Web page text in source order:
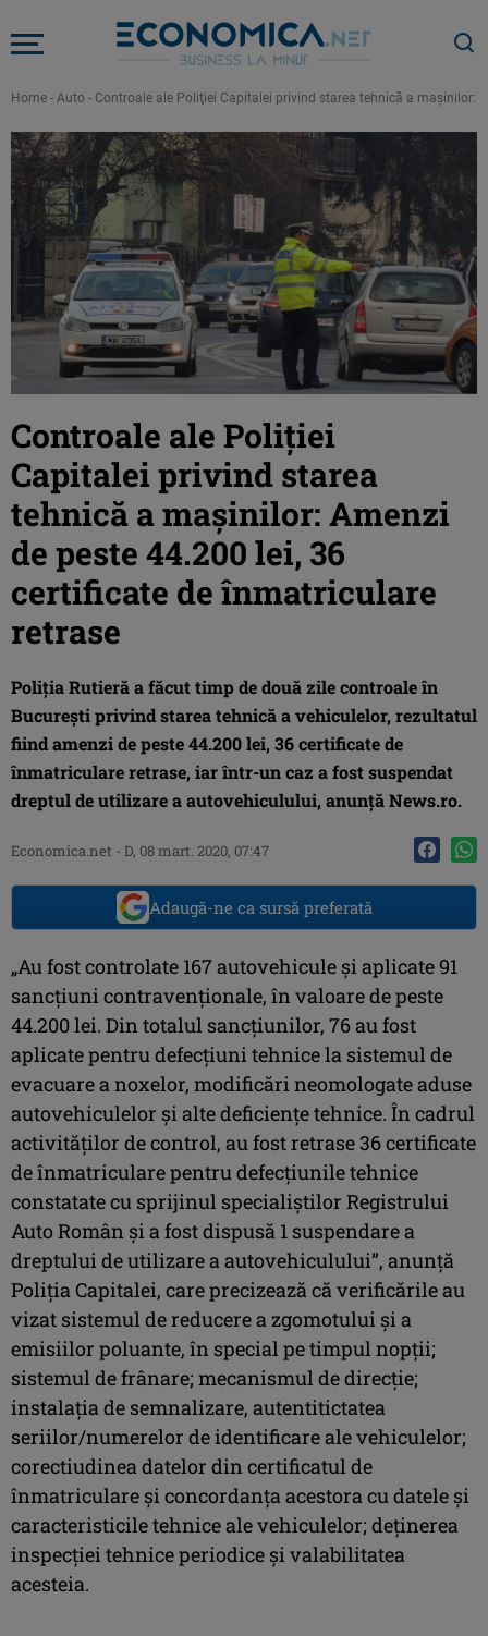
Home - Auto - Controale ale Poliţiei Capitalei privind starea tehnică a maşinilor:
Controale ale Poliţiei
Capitalei privind starea
tehnică a maşinilor: Amenzi
de peste 44.200 lei, 36
certificate de înmatriculare
retrase
Poliţia Rutieră a făcut timp de două zile controale în
Bucureşti privind starea tehnică a vehiculelor, rezultatul
fiind amenzi de peste 44.200 lei, 36 certificate de
înmatriculare retrase, iar într-un caz a fost suspendat
dreptul de utilizare a autovehiculului, anunţă News.ro.
Economica.net - D, 08 mart. 2020, 07:47
Adaugă-ne ca sursă preferată
„Au fost controlate 167 autovehicule şi aplicate 91
sancţiuni contravenţionale, în valoare de peste
44.200 lei. Din totalul sancţiunilor, 76 au fost
aplicate pentru defecţiuni tehnice la sistemul de
evacuare a noxelor, modificări neomologate aduse
autovehiculelor şi alte deficienţe tehnice. În cadrul
activităţilor de control, au fost retrase 36 certificate
de înmatriculare pentru defecţiunile tehnice
constatate cu sprijinul specialiştilor Registrului
Auto Român şi a fost dispusă 1 suspendare a
dreptului de utilizare a autovehiculului”, anunţă
Poliţia Capitalei, care precizează că verificările au
vizat sistemul de reducere a zgomotului şi a
emisiilor poluante, în special pe timpul nopţii;
sistemul de frânare; mecanismul de direcţie;
instalaţia de semnalizare, autentitictatea
seriilor/numerelor de identificare ale vehiculelor;
corectiudinea datelor din certificatul de
înmatriculare şi concordanţa acestora cu datele şi
caracteristicile tehnice ale vehiculelor; deţinerea
inspecţiei tehnice periodice şi valabilitatea
acesteia.